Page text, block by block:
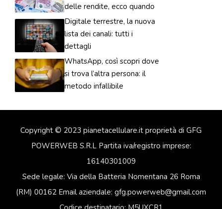
delle rendite, ecco quando
Digitale terrestre, la nuova
lista dei canali: tutti i
dettagli
WhatsApp, così scopri dove
si trova l’altra persona: il
metodo infallibile
Copyright © 2023 pianetacellulare.it proprietà di GFG
POWERWEB S.R.L Partita iva/registro imprese:
16140301009
Sede legale: Via della Batteria Nomentana 26 Roma
(RM) 00162 Email aziendale: gfg.powerweb@gmail.com